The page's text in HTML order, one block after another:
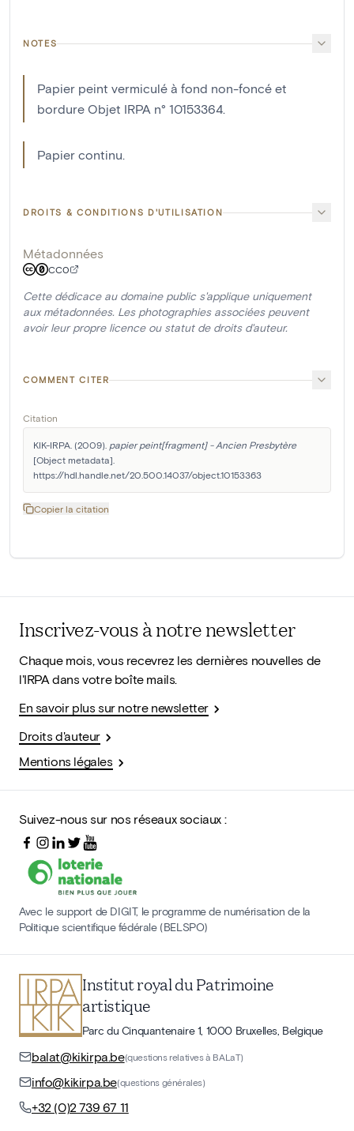
NOTES
Papier peint vermiculé à fond non-foncé et
bordure Objet IRPA n° 10153364.
Papier continu.
DROITS & CONDITIONS D'UTILISATION
Métadonnées
CC0
Cette dédicace au domaine public s'applique uniquement
aux métadonnées. Les photographies associées peuvent
avoir leur propre licence ou statut de droits d'auteur.
COMMENT CITER
Citation
KIK-IRPA. (2009). papier peint[fragment] - Ancien Presbytère
[Object metadata].
https://hdl.handle.net/20.500.14037/object.10153363
Copier la citation
Inscrivez-vous à notre newsletter
Chaque mois, vous recevrez les dernières nouvelles de
l'IRPA dans votre boîte mails.
En savoir plus sur notre newsletter
Droits d'auteur
Mentions légales
Suivez-nous sur nos réseaux sociaux :
Avec le support de DIGIT, le programme de numérisation de la
Politique scientifique fédérale (BELSPO)
Institut royal du Patrimoine
artistique
Parc du Cinquantenaire 1, 1000 Bruxelles, Belgique
balat@kikirpa.be(questions relatives à BALaT)
info@kikirpa.be(questions générales)
+32 (0)2 739 67 11